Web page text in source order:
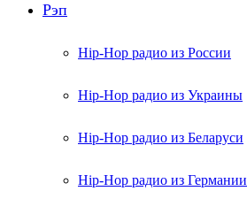
Рэп
Hip-Hop радио из России
Hip-Hop радио из Украины
Hip-Hop радио из Беларуси
Hip-Hop радио из Германии